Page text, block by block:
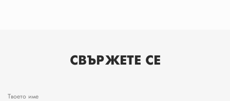
СВЪРЖЕТЕ СЕ